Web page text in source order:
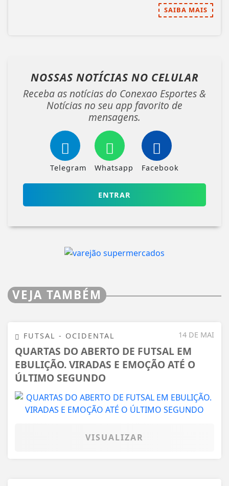
SAIBA MAIS
NOSSAS NOTÍCIAS NO CELULAR
Receba as notícias do Conexao Esportes &
Notícias no seu app favorito de
mensagens.
Telegram Whatsapp Facebook
ENTRAR
VEJA TAMBÉM
14 DE MAI
FUTSAL - OCIDENTAL
QUARTAS DO ABERTO DE FUTSAL EM
EBULIÇÃO. VIRADAS E EMOÇÃO ATÉ O
ÚLTIMO SEGUNDO
VISUALIZAR